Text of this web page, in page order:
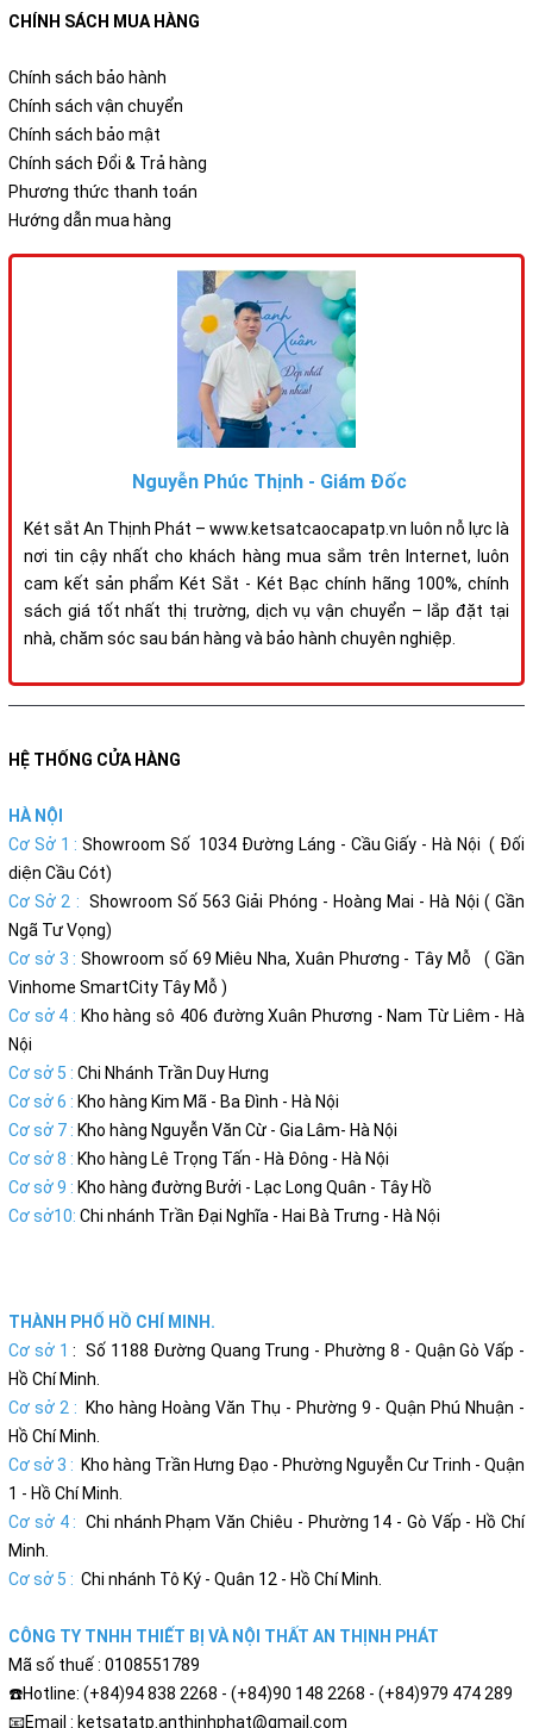
CHÍNH SÁCH MUA HÀNG
Chính sách bảo hành
Chính sách vận chuyển
Chính sách bảo mật
Chính sách Đổi & Trả hàng
Phương thức thanh toán
Hướng dẫn mua hàng
Nguyễn Phúc Thịnh - Giám Đốc
Két sắt An Thịnh Phát – www.ketsatcaocapatp.vn luôn nỗ lực là
nơi tin cậy nhất cho khách hàng mua sắm trên Internet, luôn
cam kết sản phẩm Két Sắt - Két Bạc chính hãng 100%, chính
sách giá tốt nhất thị trường, dịch vụ vận chuyển – lắp đặt tại
nhà, chăm sóc sau bán hàng và bảo hành chuyên nghiệp.
HỆ THỐNG CỬA HÀNG
HÀ NỘI
Cơ Sở 1 : Showroom Số 1034 Đường Láng - Cầu Giấy - Hà Nội ( Đối
diện Cầu Cót)
Cơ Sở 2 : Showroom Số 563 Giải Phóng - Hoàng Mai - Hà Nội ( Gần
Ngã Tư Vọng)
Cơ sở 3 : Showroom số 69 Miêu Nha, Xuân Phương - Tây Mỗ ( Gần
Vinhome SmartCity Tây Mỗ )
Cơ sở 4 : Kho hàng sô 406 đường Xuân Phương - Nam Từ Liêm - Hà
Nội
Cơ sở 5 : Chi Nhánh Trần Duy Hưng
Cơ sở 6 : Kho hàng Kim Mã - Ba Đình - Hà Nội
Cơ sở 7 : Kho hàng Nguyễn Văn Cừ - Gia Lâm- Hà Nội
Cơ sở 8 : Kho hàng Lê Trọng Tấn - Hà Đông - Hà Nội
Cơ sở 9 : Kho hàng đường Bưởi - Lạc Long Quân - Tây Hồ
Cơ sở10: Chi nhánh Trần Đại Nghĩa - Hai Bà Trưng - Hà Nội
THÀNH PHỐ HỒ CHÍ MINH.
Cơ sở 1: Số 1188 Đường Quang Trung - Phường 8 - Quận Gò Vấp -
Hồ Chí Minh.
Cơ sở 2 : Kho hàng Hoàng Văn Thụ - Phường 9 - Quận Phú Nhuận -
Hồ Chí Minh.
Cơ sở 3 : Kho hàng Trần Hưng Đạo - Phường Nguyễn Cư Trinh - Quận
1 - Hồ Chí Minh.
Cơ sở 4 : Chi nhánh Phạm Văn Chiêu - Phường 14 - Gò Vấp - Hồ Chí
Minh.
Cơ sở 5 : Chi nhánh Tô Ký - Quân 12 - Hồ Chí Minh.
CÔNG TY TNHH THIẾT BỊ VÀ NỘI THẤT AN THỊNH PHÁT
Mã số thuế : 0108551789
☎️Hotline: (+84)94 838 2268 - (+84)90 148 2268 - (+84)979 474 289
📧Email : ketsatatp.anthinhphat@gmail.com